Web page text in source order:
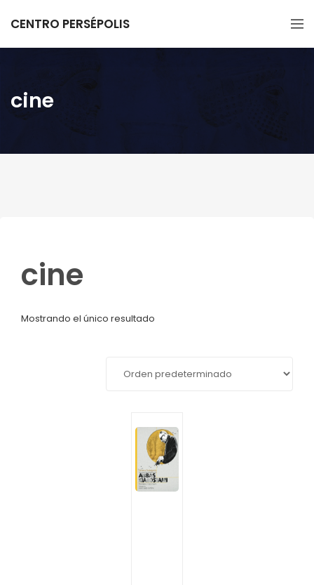
CENTRO PERSÉPOLIS
cine
cine
Mostrando el único resultado